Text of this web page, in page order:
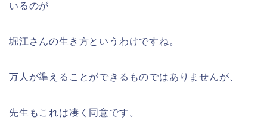
いるのが
堀江さんの生き方というわけですね。
万人が準えることができるものではありませんが、
先生もこれは凄く同意です。